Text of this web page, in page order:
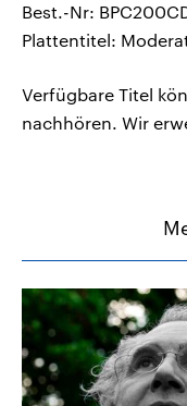
Best.-Nr:
Plattentitel:
Verfügbare Titel
nachhören. Wir